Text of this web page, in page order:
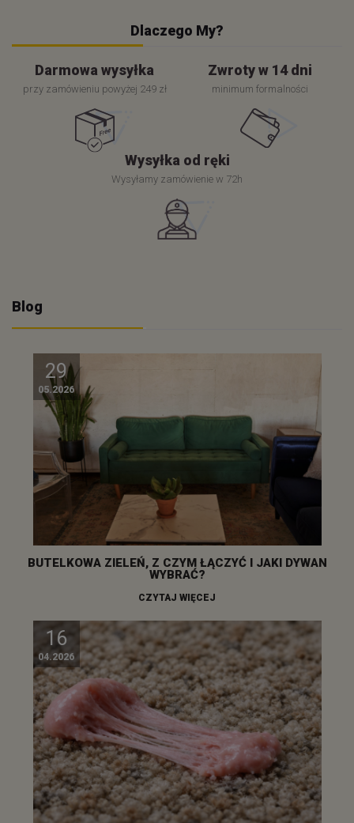
Dlaczego My?
Darmowa wysyłka
przy zamówieniu powyżej 249 zł
Zwroty w 14 dni
minimum formalności
Wysyłka od ręki
Wysyłamy zamówienie w 72h
Blog
29
05.2026
BUTELKOWA ZIELEŃ, Z CZYM ŁĄCZYĆ I JAKI DYWAN
WYBRAĆ?
CZYTAJ WIĘCEJ
16
04.2026